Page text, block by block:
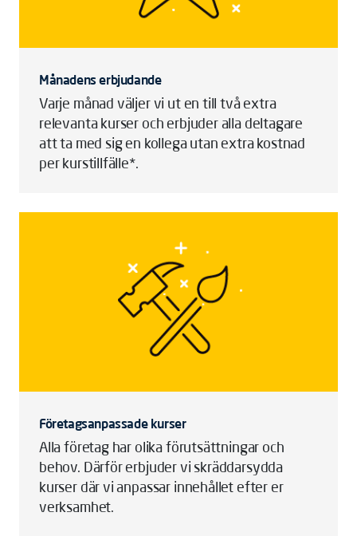
Månadens erbjudande
Varje månad väljer vi ut en till två extra
relevanta kurser och erbjuder alla deltagare
att ta med sig en kollega utan extra kostnad
per kurstillfälle*.
Företagsanpassade kurser
Alla företag har olika förutsättningar och
behov. Därför erbjuder vi skräddarsydda
kurser där vi anpassar innehållet efter er
verksamhet.